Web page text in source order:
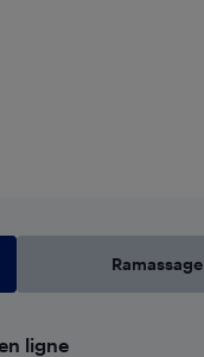
Ramassage
ligne